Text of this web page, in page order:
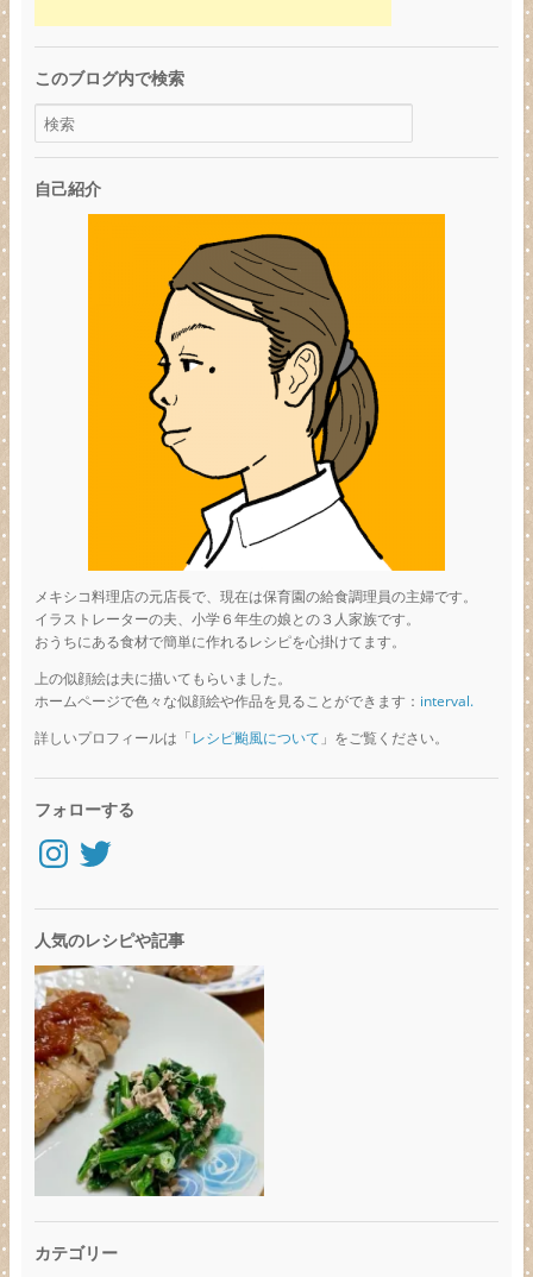
このブログ内で検索
自己紹介
メキシコ料理店の元店長で、現在は保育園の給食調理員の主婦です。
イラストレーターの夫、小学６年生の娘との３人家族です。
おうちにある食材で簡単に作れるレシピを心掛けてます。
上の似顔絵は夫に描いてもらいました。
ホームページで色々な似顔絵や作品を見ることができます： interval.
詳しいプロフィールは「レシピ颱風について 」をご覧ください。
フォローする
Instagram
Twitter
人気のレシピや記事
カテゴリー